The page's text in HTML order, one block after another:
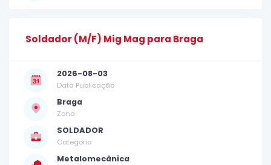
Soldador (M/F) Mig Mag para Braga
2026-08-03
Data Publicação
Braga
Zona
SOLDADOR
Categoria
Metalomecânica